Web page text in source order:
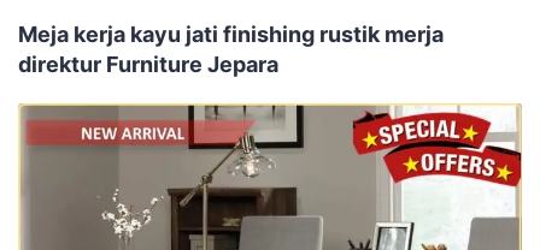
Meja kerja kayu jati finishing rustik merja
direktur Furniture Jepara